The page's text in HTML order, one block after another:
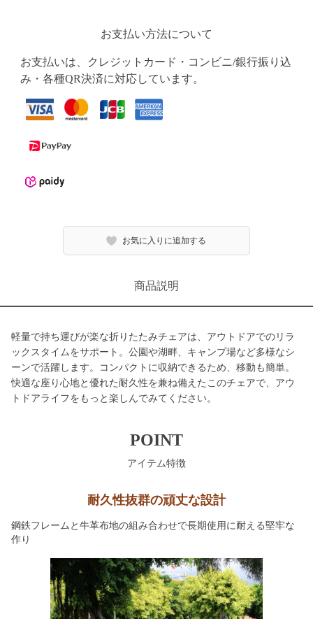
お支払い方法について
お支払いは、クレジットカード・コンビニ/銀行振り込
み・各種QR決済に対応しています。
お気に入りに追加する
商品説明
軽量で持ち運びが楽な折りたたみチェアは、アウトドアでのリラ
ックスタイムをサポート。公園や湖畔、キャンプ場など多様なシ
ーンで活躍します。コンパクトに収納できるため、移動も簡単。
快適な座り心地と優れた耐久性を兼ね備えたこのチェアで、アウ
トドアライフをもっと楽しんでみてください。
POINT
アイテム特徴
耐久性抜群の頑丈な設計
鋼鉄フレームと牛革布地の組み合わせで長期使用に耐える堅牢な
作り